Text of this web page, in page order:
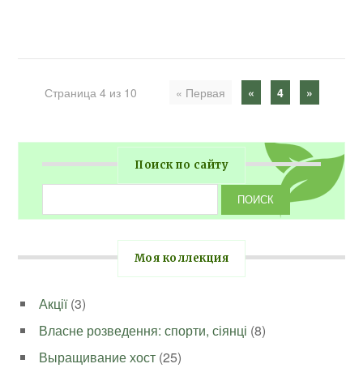
Страница 4 из 10 « Первая « 4 »
Поиск по сайту
Моя коллекция
Акції(3)
Власне розведення: спорти, сіянці (8)
Выращивание хост (25)